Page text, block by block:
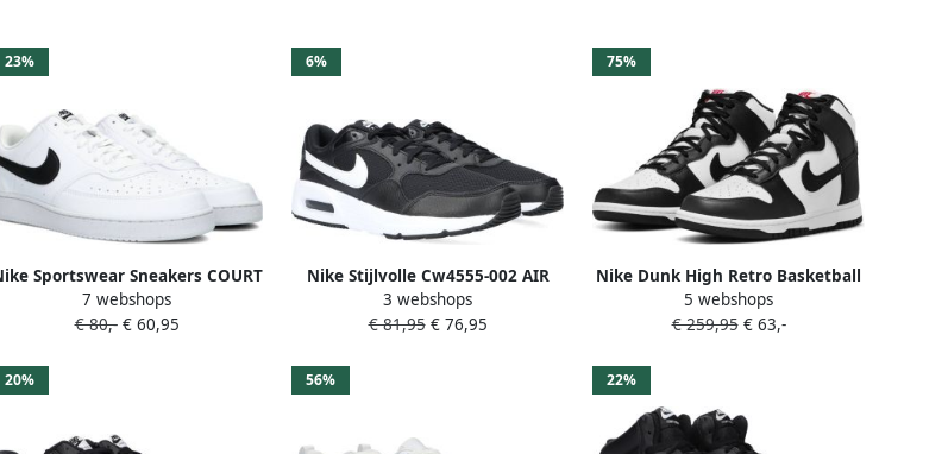
23%
Sportswear Sneakers COURT
VISION LOW NEXT NATURE
geïnspireerd door het ontwerp
7 webshops
€ 80,-€ 60,95
6%
Nike Stijlvolle Cw4555-002 AIR
MAX SC Sneakers Zwart Heren
3 webshops
€ 81,95€ 76,95
75%
Nike Dunk High Retro Basketball
Schoenen white black total
orange maat: 46 beschikbare
5 webshops
€ 259,95€ 63,-
20% 56% 22%